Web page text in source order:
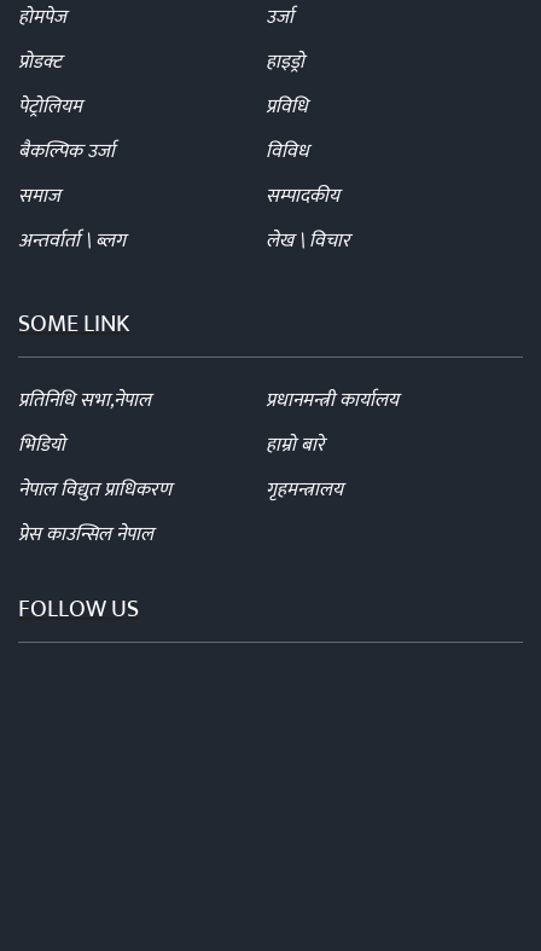
होमपेज
उर्जा
प्रोडक्ट
हाइड्रो
पेट्रोलियम
प्रविधि
बैकल्पिक उर्जा
विविध
समाज
सम्पादकीय
अन्तर्वार्ता \ ब्लग
लेख \ विचार
SOME LINK
प्रतिनिधि सभा,नेपाल
प्रधानमन्त्री कार्यालय
भिडियो
हाम्रो बारे
नेपाल विद्युत प्राधिकरण
गृहमन्त्रालय
प्रेस काउन्सिल नेपाल
FOLLOW US